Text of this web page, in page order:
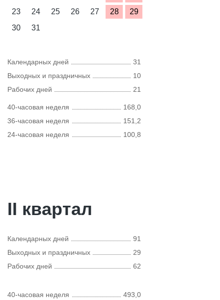
23
24 25 26 27 28
29
30
31
Календарных дней
31
Выходных и праздничных
10
Рабочих дней
21
40-часовая неделя
168,0
36-часовая неделя
151,2
24-часовая неделя
100,8
II квартал
Календарных дней
91
Выходных и праздничных
29
Рабочих дней
62
40-часовая неделя
493,0